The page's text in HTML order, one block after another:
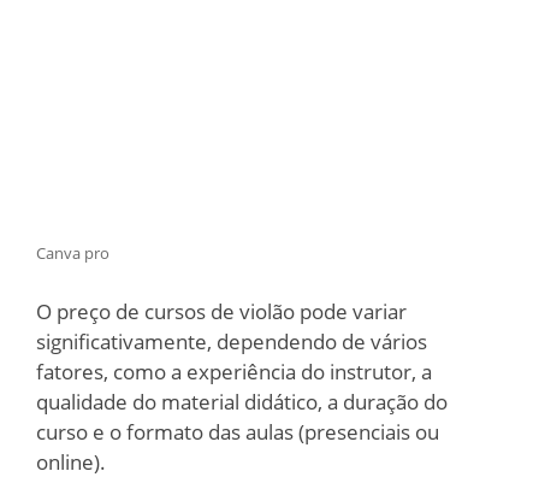
Canva pro
O preço de cursos de violão pode variar
significativamente, dependendo de vários
fatores, como a experiência do instrutor, a
qualidade do material didático, a duração do
curso e o formato das aulas (presenciais ou
online).